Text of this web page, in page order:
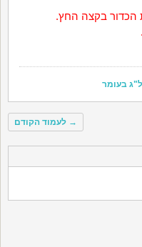
הכדור בקצה החץ.
ל"ג בעומר
→ לעמוד הקודם